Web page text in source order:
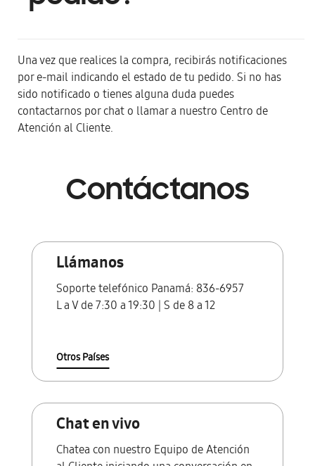
Una vez que realices la compra, recibirás notificaciones
por e-mail indicando el estado de tu pedido. Si no has
sido notificado o tienes alguna duda puedes
contactarnos por chat o llamar a nuestro Centro de
Atención al Cliente.
Contáctanos
Llámanos
Soporte telefónico Panamá: 836-6957
L a V de 7:30 a 19:30 | S de 8 a 12
Otros Países
Chat en vivo
Chatea con nuestro Equipo de Atención